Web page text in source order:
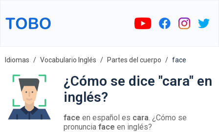
Idiomas Vocabulario Inglés Partes del cuerpo face
¿Cómo se dice "cara" en
inglés?
face en español es cara. ¿Cómo se
pronuncia face en inglés?